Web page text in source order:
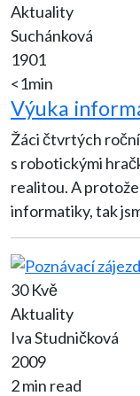
Aktuality
Suchánková
1901
<1min
Výuka
Žáci čtvrtých
s robotickými
realitou. A
informatiky, tak
30 Kvě
Aktuality
Iva Studničková
2009
2 min read